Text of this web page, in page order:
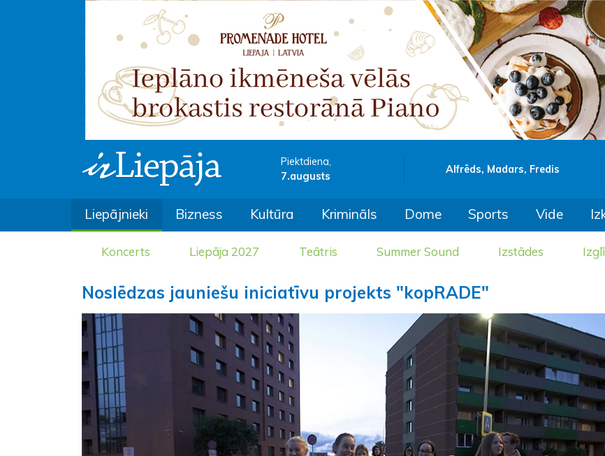
Piektdiena,
7.augusts
Alfrēds, Madars, Fredis
Liepājnieki Bizness Kultūra Krimināls Dome Sports Vide
Koncerts Liepāja 2027 Teātris Summer Sound Izstādes
Noslēdzas jauniešu iniciatīvu projekts "kopRADE"